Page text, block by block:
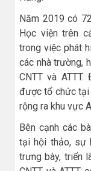
Năm 2019 có
Học viện trên
trong việc phát
các nhà trường,
CNTT và
được tổ chức tại
rộng ra khu vực
Bên cạnh các
tại hội thảo, sự
trưng bày, triển